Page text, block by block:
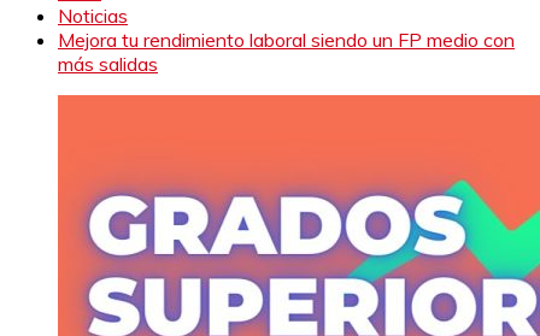
Noticias
Mejora tu rendimiento laboral siendo un FP medio con
más salidas